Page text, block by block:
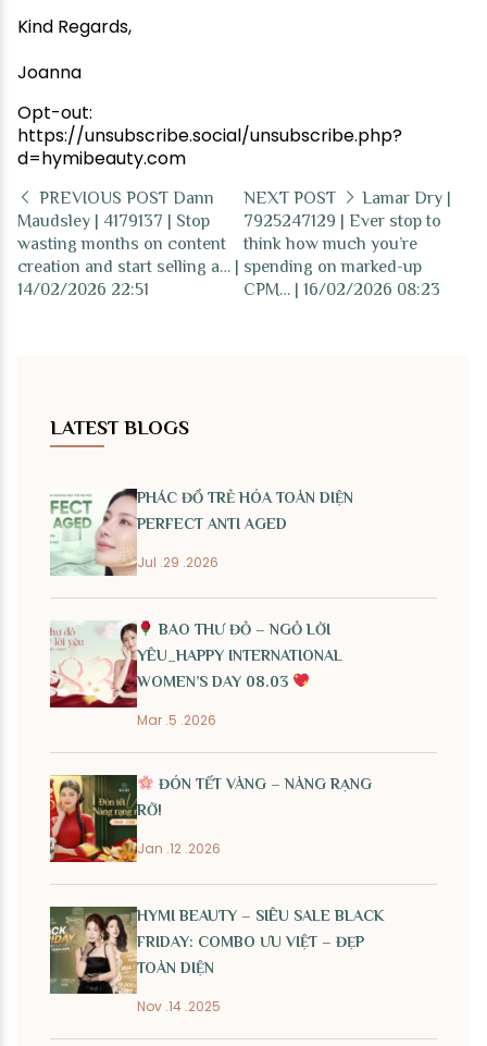
Kind Regards,
Joanna
Opt-out:
https://unsubscribe.social/unsubscribe.php?
d=hymibeauty.com
PREVIOUS POST Dann
Maudsley | 4179137 | Stop
wasting months on content
creation and start selling a… |
14/02/2026 22:51
NEXT POST
Lamar Dry |
7925247129 | Ever stop to
think how much you’re
spending on marked-up
CPM… | 16/02/2026 08:23
LATEST BLOGS
PHÁC ĐỒ TRẺ HÓA TOÀN DIỆN
PERFECT ANTI AGED
Jul .29 .2026
BAO THƯ ĐỎ – NGỎ LỜI
YÊU_HAPPY INTERNATIONAL
WOMEN’S DAY 08.03
Mar .5 .2026
ĐÓN TẾT VÀNG – NÀNG RẠNG
RỠ!
Jan .12 .2026
HYMI BEAUTY – SIÊU SALE BLACK
FRIDAY: COMBO ƯU VIỆT – ĐẸP
TOÀN DIỆN
Nov .14 .2025